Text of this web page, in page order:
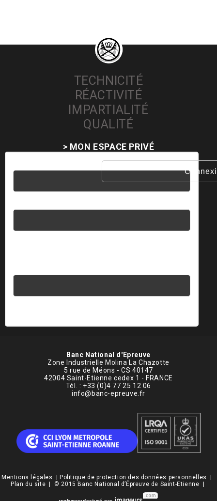
TECHNICITÉ
RÉACTIVITÉ
IMPARTIALITÉ
QUALITÉ
> MON ESPACE PRIVÉ
Banc National d'Epreuve
Zone Industrielle Molina La Chazotte
5 rue de Méons - CS 40147
42004 Saint-Etienne cedex 1 - FRANCE
Tél. : +33 (0)4 77 25 12 06
info@banc-epreuve.fr
Mentions légales Politique de protection des données personnelles
Plan du site | © 2015 Banc National d’Épreuve de Saint-Etienne |